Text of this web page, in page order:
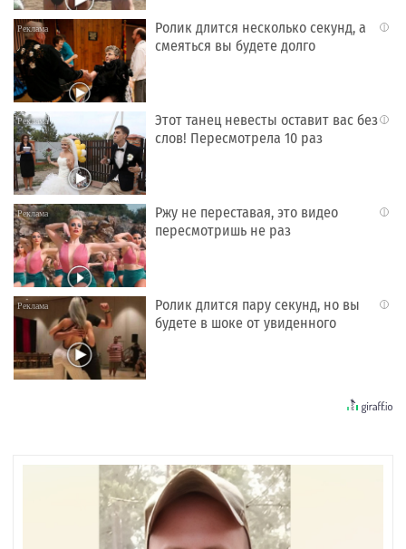
i
Ролик длится несколько секунд, а
смеяться вы будете долго
i
Этот танец невесты оставит вас без
слов! Пересмотрела 10 раз
i
Ржу не переставая, это видео
пересмотришь не раз
i
Ролик длится пару секунд, но вы
будете в шоке от увиденного